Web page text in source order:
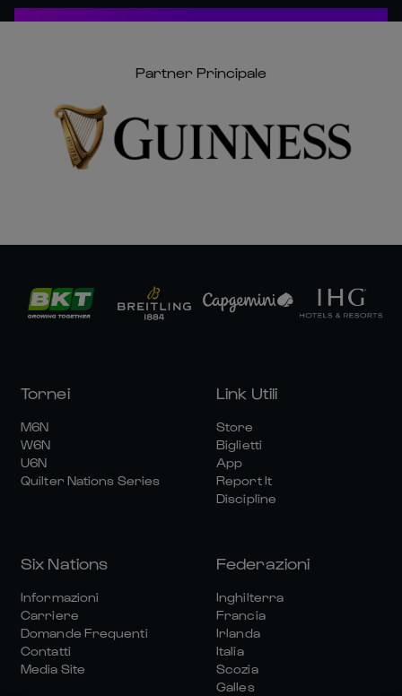
Partner Principale
Tornei
M6N
W6N
U6N
Quilter Nations Series
Link Utili
Store
Biglietti
App
Report It
Discipline
Six Nations
Informazioni
Carriere
Domande Frequenti
Contatti
Media Site
Federazioni
Inghilterra
Francia
Irlanda
Italia
Scozia
Galles